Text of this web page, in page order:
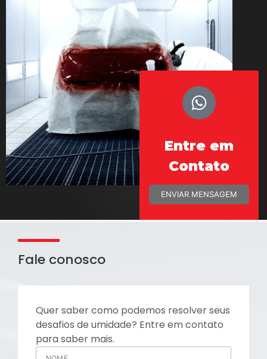
Entre em
Contato
ENVIAR MENSAGEM
Quer saber como podemos resolver seus
desafios de umidade? Entre em contato
para saber mais.
Fale conosco